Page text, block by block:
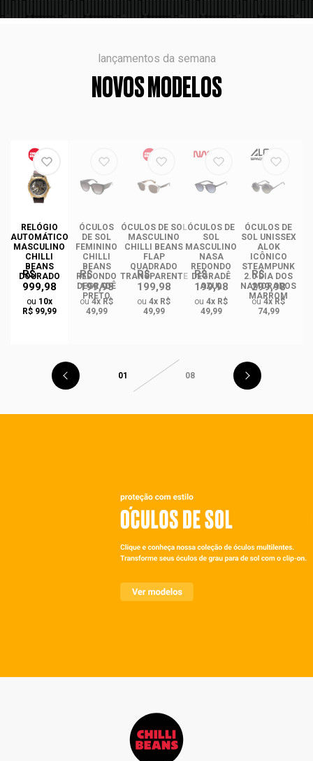
lançamentos da semana
NOVOS MODELOS
RELÓGIO
AUTOMÁTICO
MASCULINO
CHILLI
BEANS
DOURADO
R$
999,98
ou 10x
R$ 99,99
ÓCULOS
DE SOL
FEMININO
CHILLI
BEANS
REDONDO
DEGRADÊ
PRETO
R$
199,98
ou4x R$
49,99
ÓCULOS DE SOL
MASCULINO
CHILLI BEANS
FLAP
QUADRADO
TRANSPARENTE
R$
199,98
ou 4x R$
49,99
ÓCULOS DE
SOL
MASCULINO
NASA
REDONDO
DEGRADÊ
AZUL
R$
199,98
ou 4x R$
49,99
ÓCULOS DE
SOL UNISSEX
ALOK
ICÔNICO
STEAMPUNK
2.0 DIA DOS
NAMORADOS
MARROM
R$
299,98
ou4x R$
74,99
01 08